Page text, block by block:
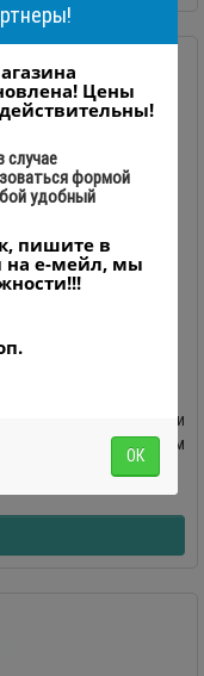
гибких
для мойки и
в автоматическом
Цены
случае
формой
удобный
пишите в
на е-мейл, мы
ОК